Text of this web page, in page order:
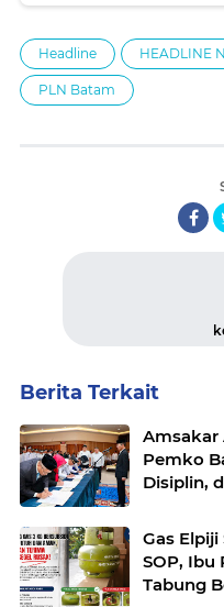
Headline HEADLINE
PLN Batam
Berita Terkait
Amsakar
Pemko
Disiplin,
Gas
SOP, Ibu
Tabung